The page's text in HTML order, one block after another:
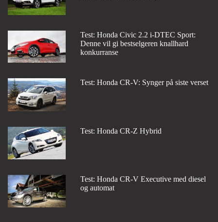
Test: Honda Civic 2.2 i-DTEC Sport:
Denne vil gi bestselgeren knallhard
konkurranse
Test: Honda CR-V: Synger på siste verset
Test: Honda CR-Z Hybrid
Test: Honda CR-V Executive med diesel
og automat